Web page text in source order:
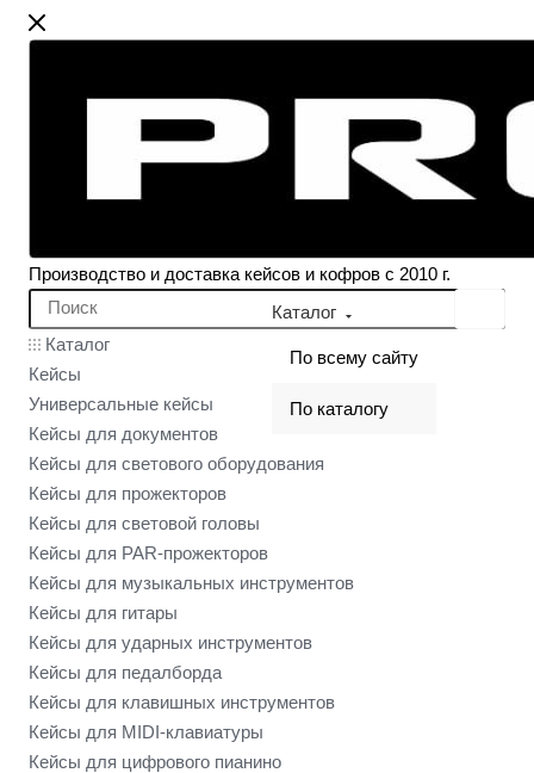
Производство и доставка кейсов и кофров с 2010 г.
Каталог
По всему сайту
По каталогу
Каталог
Кейсы
Универсальные кейсы
Кейсы для документов
Кейсы для светового оборудования
Кейсы для прожекторов
Кейсы для световой головы
Кейсы для PAR-прожекторов
Кейсы для музыкальных инструментов
Кейсы для гитары
Кейсы для ударных инструментов
Кейсы для педалборда
Кейсы для клавишных инструментов
Кейсы для MIDI-клавиатуры
Кейсы для цифрового пианино